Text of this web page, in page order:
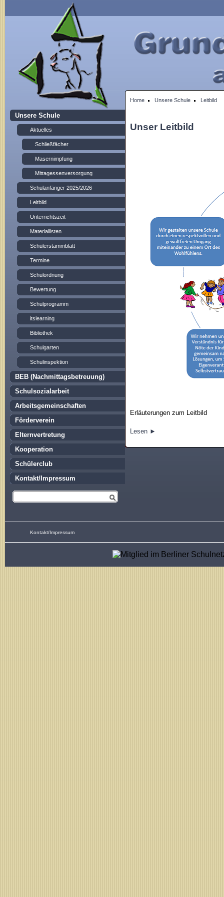
Home Unsere Schule Leitbild
Unsere Schule
Aktuelles
Schließfächer
Masernimpfung
Mittagessenversorgung
Schulanfänger 2025/2026
Leitbild
Unterrichtszeit
Materiallisten
Schülerstammblatt
Termine
Schulordnung
Bewertung
Schulprogramm
itslearning
Bibliothek
Schulgarten
Schulinspektion
BEB (Nachmittagsbetreuung)
Schulsozialarbeit
Arbeitsgemeinschaften
Förderverein
Elternvertretung
Kooperation
Schülerclub
Kontakt/Impressum
Unser Leitbild
Erläuterungen zum Leitbild
Lesen ►
Kontakt/Impressum